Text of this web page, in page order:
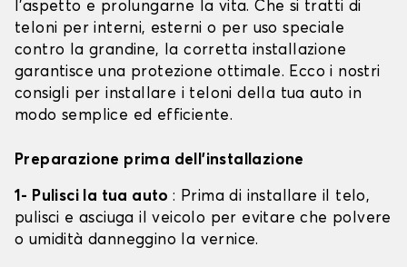
l'aspetto e prolungarne la vita. Che si tratti di
teloni per interni, esterni o per uso speciale
contro la grandine, la corretta installazione
garantisce una protezione ottimale. Ecco i nostri
consigli per installare i teloni della tua auto in
modo semplice ed efficiente.
Preparazione prima dell'installazione
1- Pulisci la tua auto: Prima di installare il telo,
pulisci e asciuga il veicolo per evitare che polvere
o umidità danneggino la vernice.